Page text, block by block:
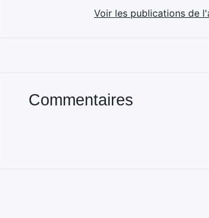
Voir les publications de
Commentaires